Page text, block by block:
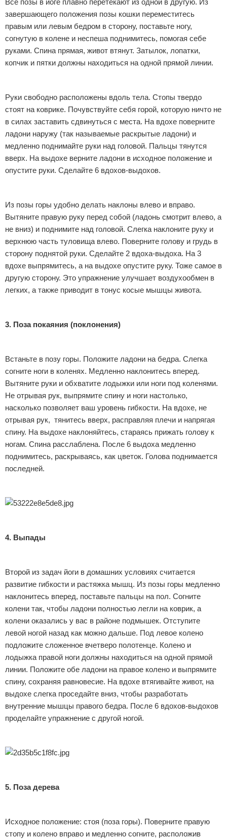
Все позы в йоге плавно перетекают из одной в другую. Из
завершающего положения позы кошки переместитесь
правым или левым бедром в сторону, поставьте ногу,
согнутую в колене и неспеша поднимитесь, помогая себе
руками. Спина прямая, живот втянут. Затылок, лопатки,
копчик и пятки должны находиться на одной прямой линии.
Руки свободно расположены вдоль тела. Стопы твердо
стоят на коврике. Почувствуйте себя горой, которую ничто не
в силах заставить сдвинуться с места. На вдохе поверните
ладони наружу (так называемые раскрытые ладони) и
медленно поднимайте руки над головой. Пальцы тянутся
вверх. На выдохе верните ладони в исходное положение и
опустите руки. Сделайте 6 вдохов-выдохов.
Из позы горы удобно делать наклоны влево и вправо.
Вытяните правую руку перед собой (ладонь смотрит влево, а
не вниз) и поднимите над головой. Слегка наклоните руку и
верхнюю часть туловища влево. Поверните голову и грудь в
сторону поднятой руки. Сделайте 2 вдоха-выдоха. На 3
вдохе выпрямитесь, а на выдохе опустите руку. Тоже самое в
другую сторону. Это упражнение улучшает воздухообмен в
легких, а также приводит в тонус косые мышцы живота.
3. Поза покаяния (поклонения)
Встаньте в позу горы. Положите ладони на бедра. Слегка
согните ноги в коленях. Медленно наклонитесь вперед.
Вытяните руки и обхватите лодыжки или ноги под коленями.
Не отрывая рук, выпрямите спину и ноги настолько,
насколько позволяет ваш уровень гибкости. На вдохе, не
отрывая рук, тянитесь вверх, расправляя плечи и напрягая
спину. На выдохе наклоняйтесь, стараясь прижать голову к
ногам. Спина расслаблена. После 6 выдоха медленно
поднимитесь, раскрываясь, как цветок. Голова поднимается
последней.
4. Выпады
Второй из задач йоги в домашних условиях считается
развитие гибкости и растяжка мышц. Из позы горы медленно
наклонитесь вперед, поставьте пальцы на пол. Согните
колени так, чтобы ладони полностью легли на коврик, а
колени оказались у вас в районе подмышек. Отступите
левой ногой назад как можно дальше. Под левое колено
подложите сложенное вчетверо полотенце. Колено и
лодыжка правой ноги должны находиться на одной прямой
линии. Положите обе ладони на правое колено и выпрямите
спину, сохраняя равновесие. На вдохе втягивайте живот, на
выдохе слегка проседайте вниз, чтобы разработать
внутренние мышцы правого бедра. После 6 вдохов-выдохов
проделайте упражнение с другой ногой.
5. Поза дерева
Исходное положение: стоя (поза горы). Поверните правую
стопу и колено вправо и медленно согните, расположив